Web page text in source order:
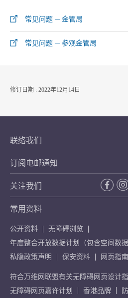
常见问题 ─ 金管局
常见问题 ─ 参观金管局
修订日期 : 2022年12月14日
联络我们
订阅电邮通知
关注我们
常用资料
公开资料
无障碍浏览
年度整合开放数据计划（包含空间数据
私隐政策声明
保安资料 网页指南
符合万维网联盟有关无障碍网页设计
无障碍网页嘉许计划
香港品牌